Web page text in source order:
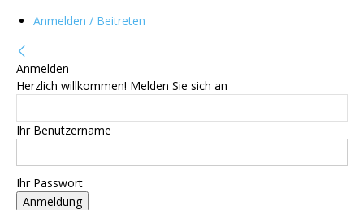
Anmelden / Beitreten
Anmelden
Herzlich willkommen! Melden Sie sich an
Ihr Benutzername
Ihr Passwort